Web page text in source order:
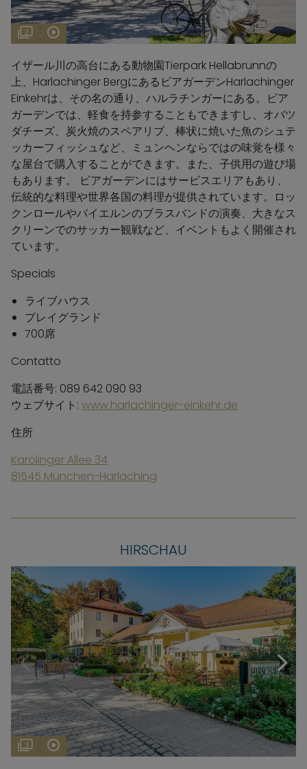
2
イザール川の高台にある動物園Tierpark Hellabrunnの
上、Harlachinger BergにあるビアガーデンHarlachinger
Einkehrは、その名の通り、ハルラチンガーにある。ビア
ガーデンでは、軽食を持参することもできますし、オバツ
ダチーズ、炭火焼のスペアリブ、棒状に焼いた魚のシュテ
ッカーフィッシュなど、ミュンヘンならではの味覚を様々
な屋台で購入することができます。また、子供用の遊び場
もあります。 ビアガーデンにはサービスエリアもあり、
伝統的な料理や世界各国の料理が提供されています。ロッ
クンロールやバイエルンのブラスバンドの演奏、大きなス
クリーンでのサッカー観戦など、イベントもよく開催され
ています。
Specials
ライブハウス
プレイグランド
700席
Contatto
電話番号: 089 642 090 93
ウェブサイト: www.harlachinger-einkehr.de
住所
Karolinger Allee 34
81545 München-Harlaching
HIRSCHAU
3